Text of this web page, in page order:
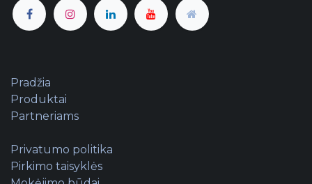
Pradžia
Produktai
Partneriams
Privatumo politika
Pirkimo taisyklės